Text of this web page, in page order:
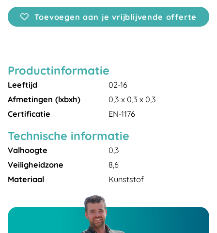
Toevoegen aan je vrijblijvende offerte
Productinformatie
Leeftijd
02-16
Afmetingen (lxbxh)
0,3 x 0,3 x 0,3
Certificatie
EN-1176
Technische informatie
Valhoogte
0,3
Veiligheidzone
8,6
Materiaal
Kunststof